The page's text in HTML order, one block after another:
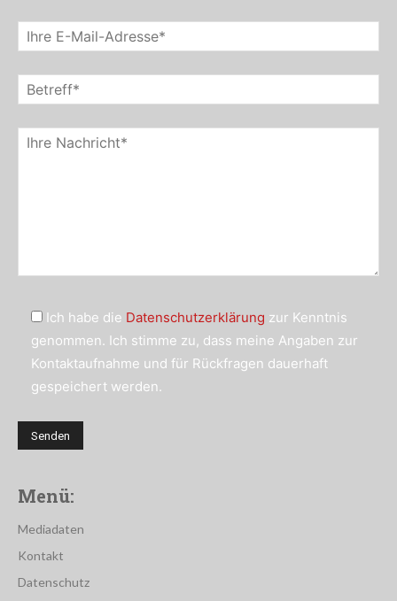
Ich habe die Datenschutzerklärung zur Kenntnis
genommen. Ich stimme zu, dass meine Angaben zur
Kontaktaufnahme und für Rückfragen dauerhaft
gespeichert werden.
Menü:
Mediadaten
Kontakt
Datenschutz